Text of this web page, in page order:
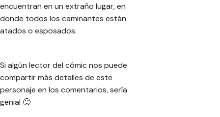
encuentran en un extraño lugar, en
donde todos los caminantes están
atados o esposados.
Si algún lector del cómic nos puede
compartir más detalles de este
personaje en los comentarios, sería
genial 🙂